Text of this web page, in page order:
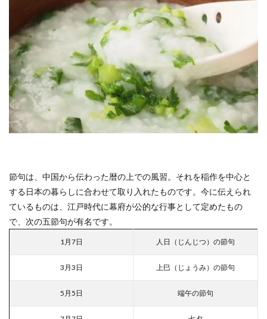
節句は、中国から伝わった暦の上での風習。それを稲作を中心と
する日本の暮らしに合わせて取り入れたものです。今に伝えられ
ているものは、江戸時代に幕府が公的な行事として定めたもの
で、次の五節句が有名です。
1月7日 人日（じんじつ）の節句
3月3日 上巳（じょうみ）の節句
5月5日 端午の節句